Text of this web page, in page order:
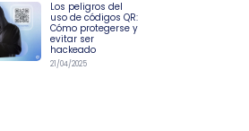
Los peligros del
uso de códigos QR:
Cómo protegerse y
evitar ser
hackeado
21/04/2025